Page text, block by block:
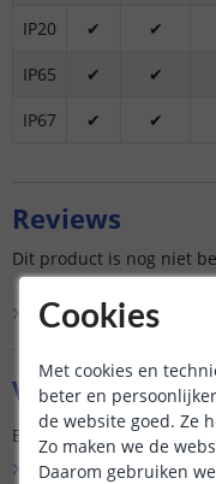
IP20 ✔ ✔
IP65
✔ ✔
IP67
✔ ✔
Reviews
Dit product is nog niet
Bekijk alle 0 reviews
Vraag &
Er is nog geen vraag
Bekijk alle Vraag &
Cookies
Met cookies en
beter en
de website goed. Ze
Zo maken we de
Daarom gebruiken